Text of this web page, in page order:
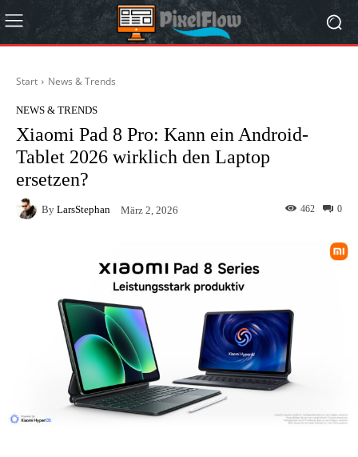
Start News & Trends
NEWS & TRENDS
Xiaomi Pad 8 Pro: Kann ein Android-
Tablet 2026 wirklich den Laptop
ersetzen?
By LarsStephan März 2, 2026 0
462